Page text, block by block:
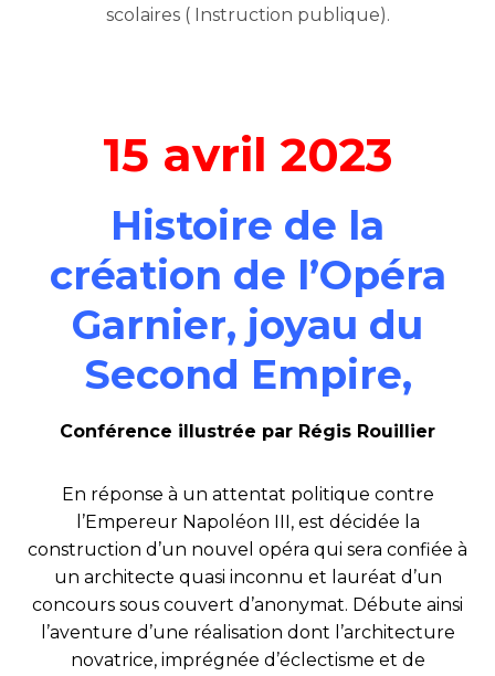
scolaires ( Instruction publique).
15 avril 2023
Histoire de la
création de l’Opéra
Garnier, joyau du
Second Empire,
Conférence illustrée par Régis Rouillier
En réponse à un attentat politique contre
l’Empereur Napoléon III, est décidée la
construction d’un nouvel opéra qui sera confiée à
un architecte quasi inconnu et lauréat d’un
concours sous couvert d’anonymat. Débute ainsi
l’aventure d’une réalisation dont l’architecture
novatrice, imprégnée d’éclectisme et de